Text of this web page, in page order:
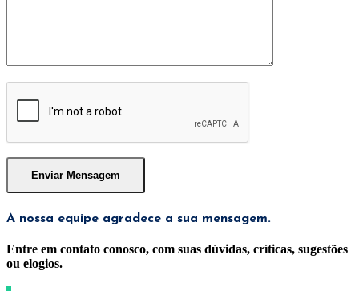
A nossa equipe agradece a sua mensagem.
Entre em contato conosco, com suas dúvidas, críticas, sugestões
ou elogios.